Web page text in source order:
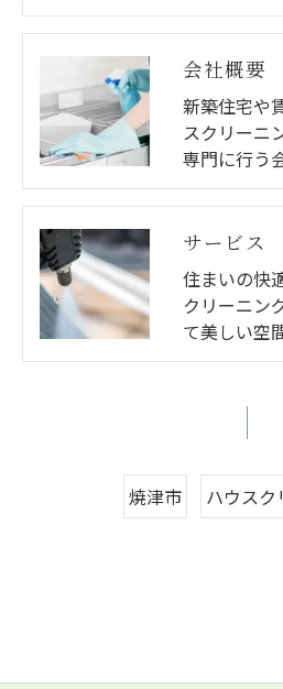
会社概要
新築住宅や
スクリーニ
専門に行う
サービス
住まいの快
クリーニン
て美しい空
焼津市 ハウスク